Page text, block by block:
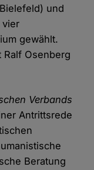
und
vier
gewählt.
Ralf Osenberg
Verbands
Antrittsrede
Beratung